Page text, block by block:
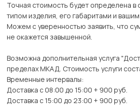
Точная стоимость будет определена в
типом изделия, его габаритами и
Можем с уверенностью заявить, что
не окажется завышенной.
Возможна дополнительная услуга
пределах МКАД. Стоимость услуги
Временные интервалы:
Доставка с 08:00 до 15:00 + 900 руб.
Доставка с 15:00 до 23:00 + 900 руб.